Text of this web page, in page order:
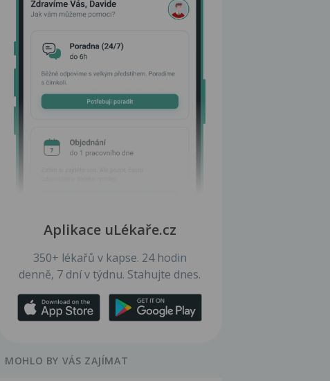
Aplikace uLékaře.cz
350+ lékařů v kapse. 24 hodin
denně, 7 dní v týdnu. Stahujte dnes.
MOHLO BY VÁS ZAJÍMAT